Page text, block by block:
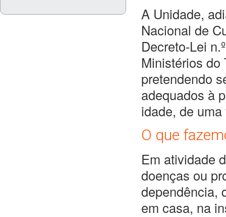
A Unidade,
Nacional de
Decreto-Lei
Ministérios do
pretendendo
adequados à
idade, de
O que
Em atividade
doenças ou
dependência,
em casa, na